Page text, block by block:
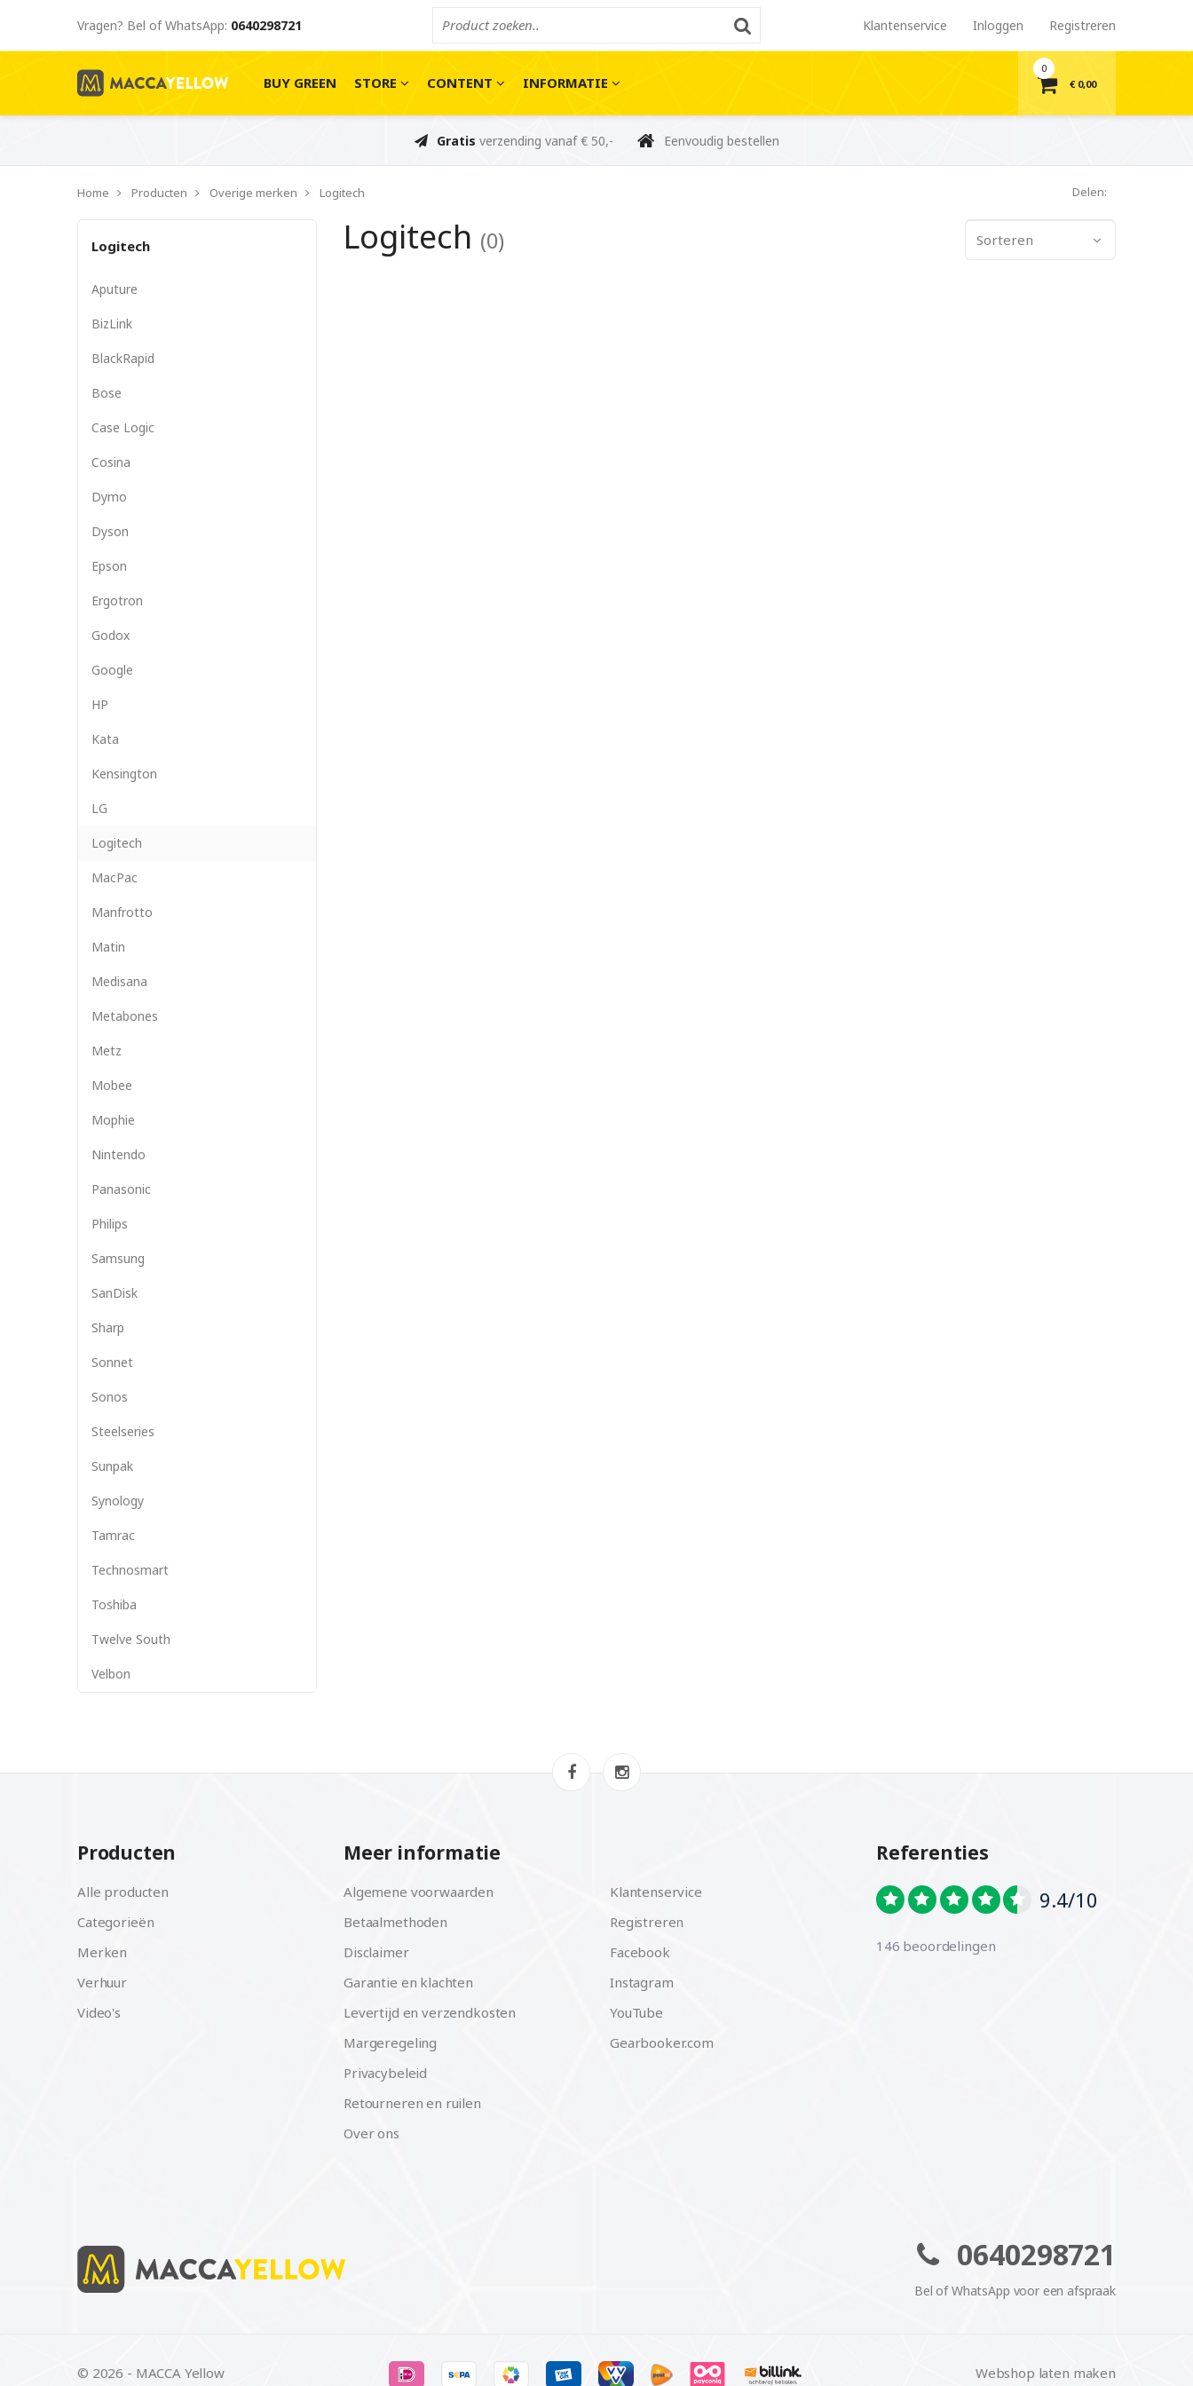
Vragen? Bel of WhatsApp: 0640298721 Klantenservice Inloggen Registreren
BUY GREEN STORE CONTENT INFORMATIE
0
€ 0,00
Gratis verzending vanaf € 50,- Eenvoudig bestellen
Home Producten Overige merken Logitech Delen:
Logitech
Aputure
BizLink
BlackRapid
Bose
Case Logic
Cosina
Dymo
Dyson
Epson
Ergotron
Godox
Google
HP
Kata
Kensington
LG
Logitech
MacPac
Manfrotto
Matin
Medisana
Metabones
Metz
Mobee
Mophie
Nintendo
Panasonic
Philips
Samsung
SanDisk
Sharp
Sonnet
Sonos
Steelseries
Sunpak
Synology
Tamrac
Technosmart
Toshiba
Twelve South
Velbon
Sorteren
Logitech (0)
Producten
Alle producten
Categorieën
Merken
Verhuur
Video's
Meer informatie
Algemene voorwaarden
Betaalmethoden
Disclaimer
Garantie en klachten
Levertijd en verzendkosten
Margeregeling
Privacybeleid
Retourneren en ruilen
Over ons
Klantenservice
Registreren
Facebook
Instagram
YouTube
Gearbooker.com
Referenties
9.4/10
146 beoordelingen
0640298721
Bel of WhatsApp voor een afspraak
© 2026 - MACCA Yellow Webshop laten maken